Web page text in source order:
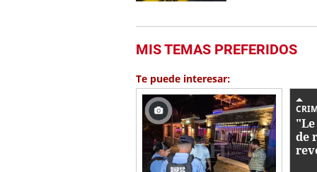
MIS TEMAS PREFERIDOS
Te puede interesar:
de